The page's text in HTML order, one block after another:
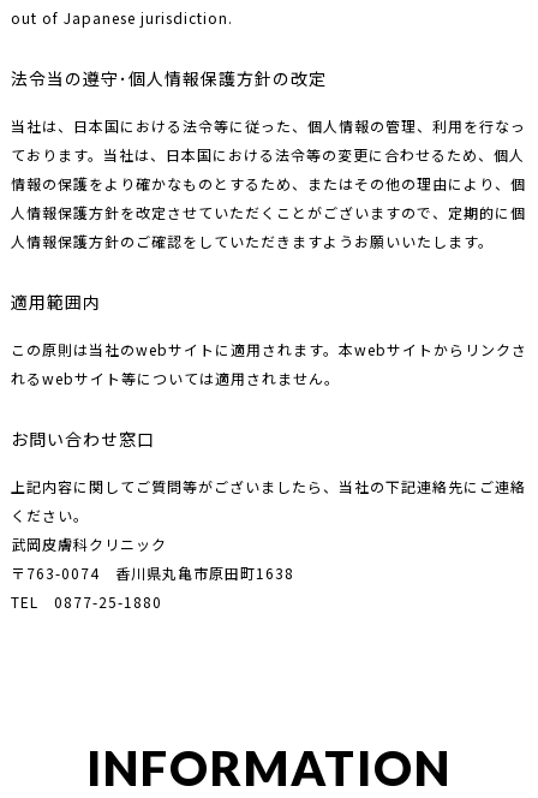
out of Japanese jurisdiction.
法令当の遵守･個人情報保護方針の改定
当社は、日本国における法令等に従った、個人情報の管理、利用を行なっ
ております。当社は、日本国における法令等の変更に合わせるため、個人
情報の保護をより確かなものとするため、またはその他の理由により、個
人情報保護方針を改定させていただくことがございますので、定期的に個
人情報保護方針のご確認をしていただきますようお願いいたします。
適用範囲内
この原則は当社のwebサイトに適用されます。本webサイトからリンクさ
れるwebサイト等については適用されません。
お問い合わせ窓口
上記内容に関してご質問等がございましたら、当社の下記連絡先にご連絡
ください。
武岡皮膚科クリニック
〒763-0074 香川県丸亀市原田町1638
TEL 0877-25-1880
INFORMATION